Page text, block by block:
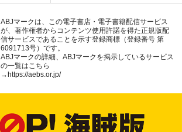
ABJマークは、この電子書店・電子書籍配信サービス
が、著作権者からコンテンツ使用許諾を得た正規版配
信サービスであることを示す登録商標（登録番号 第
6091713号）です。
ABJマークの詳細、ABJマークを掲示しているサービス
の一覧はこちら
→ https://aebs.or.jp/